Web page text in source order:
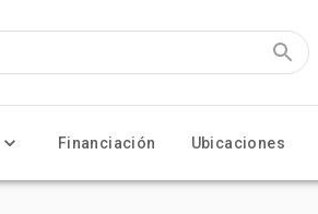
Financiación Ubicaciones